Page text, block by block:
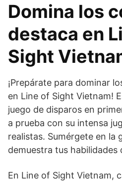
Domina los
destaca en
Sight
¡Prepárate para dominar
en Line of Sight Vietnam!
juego de disparos en
a prueba con su intensa
realistas. Sumérgete en la
demuestra tus
En Line of Sight Vietnam,